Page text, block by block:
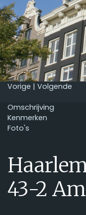
Vorige | Volgende
Omschrijving
Kenmerken
Foto's
43-2